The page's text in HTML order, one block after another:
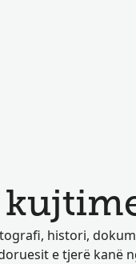
histori,
e tjerë kanë